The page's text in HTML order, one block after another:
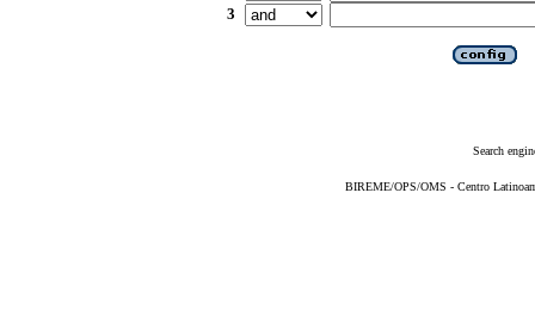
3
Search
BIREME/OPS/OMS - Centro